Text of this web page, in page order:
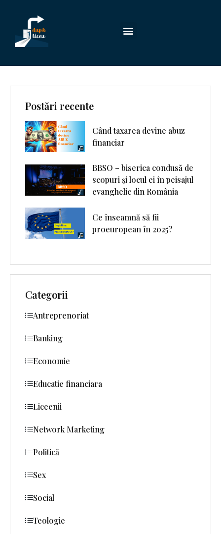
Postări recente
Când taxarea devine abuz
financiar
BBSO – biserica condusă de
scopuri şi locul ei în peisajul
evanghelic din România
Ce înseamnă să fii
proeuropean în 2025?
Categorii
Antreprenoriat
Banking
Economie
Educatie financiara
Liceenii
Network Marketing
Politică
Sex
Social
Teologie